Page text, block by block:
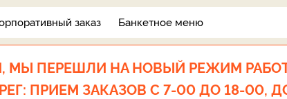
заказ Банкетное меню
МЫ ПЕРЕШЛИ НА НОВЫЙ РЕЖИМ
ПРИЕМ ЗАКАЗОВ С 7-00 ДО 18-00,